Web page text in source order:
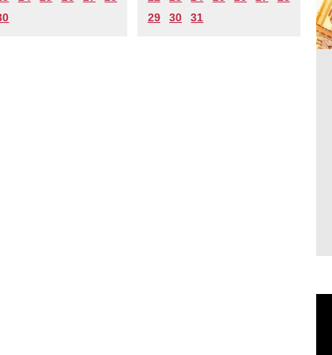
29
30 31